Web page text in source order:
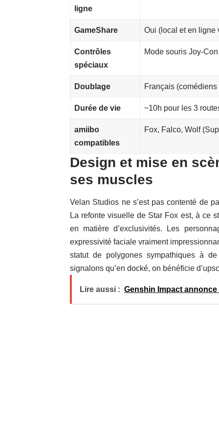
ligne
GameShare Oui (local et en ligne
Contrôles
spéciaux
Mode souris Joy-
Doublage Français
Durée de vie ~10h pour les 3
amiibo
compatibles
Fox, Falco, Wolf
Design et mise en
ses muscles
Velan Studios ne s’est pas contenté de
La refonte visuelle de Star Fox est, à ce
en matière d’exclusivités. Les
expressivité faciale vraiment
statut de polygones sympathiques à
signalons qu’en docké, on bénéficie
Lire aussi : Genshin Impact